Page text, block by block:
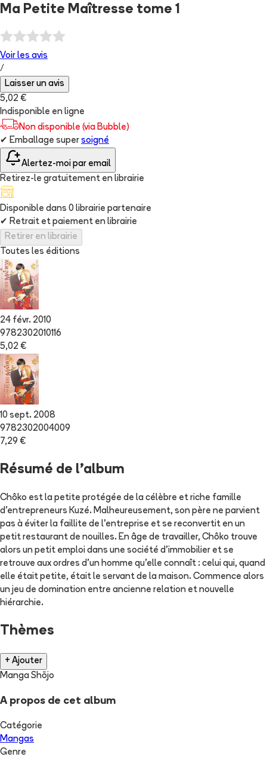
Ma Petite Maîtresse tome 1
Voir les avis
/
Laisser un avis
5,02 €
Indisponible en ligne
Non disponible (via Bubble)
✔ Emballage super soigné
Alertez-moi par email
Retirez-le gratuitement en librairie
Disponible dans 0 librairie partenaire
✔ Retrait et paiement en librairie
Retirer en librairie
Toutes les éditions
24 févr. 2010
9782302010116
5,02 €
10 sept. 2008
9782302004009
7,29 €
Résumé de l'album
Chôko est la petite protégée de la célèbre et riche famille
d'entrepreneurs Kuzé. Malheureusement, son père ne parvient
pas à éviter la faillite de l'entreprise et se reconvertit en un
petit restaurant de nouilles. En âge de travailler, Chôko trouve
alors un petit emploi dans une société d'immobilier et se
retrouve aux ordres d'un homme qu'elle connaît : celui qui, quand
elle était petite, était le servant de la maison. Commence alors
un jeu de domination entre ancienne relation et nouvelle
hiérarchie.
Thèmes
+ Ajouter
Manga Shōjo
A propos de cet album
Catégorie
Mangas
Genre